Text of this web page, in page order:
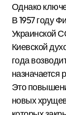
Однако
В 1957 году
Украинской
Киевской
года
назначается
Это
новых